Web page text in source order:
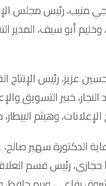
منيب، رئيس مجلس
أبو سيف، المدير
سهير صالح،
رئيس قسم